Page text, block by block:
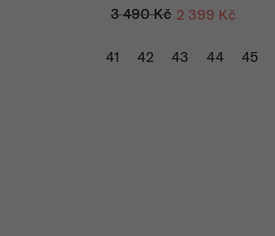
3 490 Kč 2 399 Kč
41 42 43 44 45